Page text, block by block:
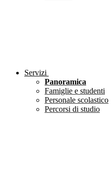
Servizi
Panoramica
Famiglie e studenti
Personale scolastico
Percorsi di studio